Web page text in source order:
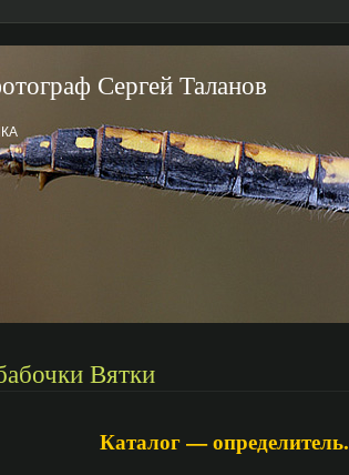
Сергей Таланов
Вятки
Каталог — определитель.